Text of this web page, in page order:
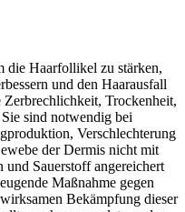
die Haarfollikel zu stärken,
und den Haarausfall
Trockenheit,
sind notwendig bei
Verschlechterung
der Dermis nicht mit
Sauerstoff angereichert
Maßnahme gegen
Bekämpfung dieser